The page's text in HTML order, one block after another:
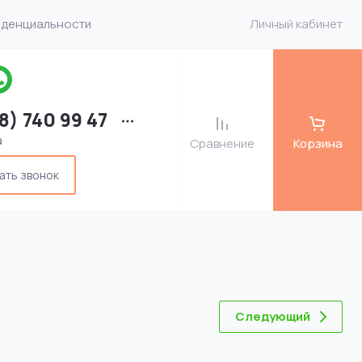
Личный кабинет
740 99 47
звонок
Сравнение Корзина
Следующий